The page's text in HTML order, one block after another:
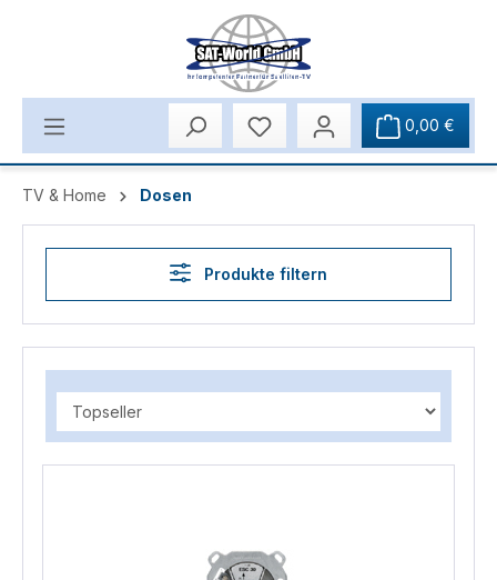
0,00 €
TV & Home Dosen
Produkte filtern